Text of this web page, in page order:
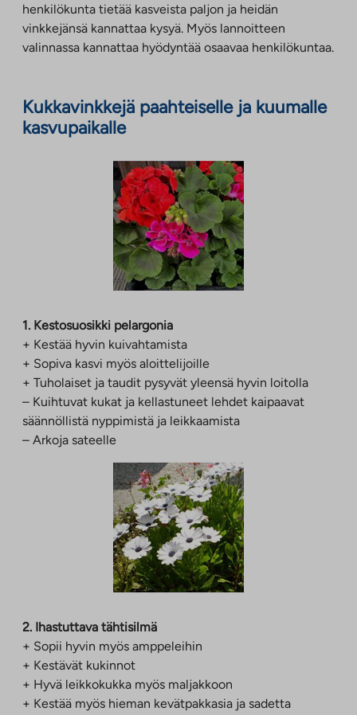
henkilökunta tietää kasveista paljon ja heidän
vinkkejänsä kannattaa kysyä. Myös lannoitteen
valinnassa kannattaa hyödyntää osaavaa henkilökuntaa.
Kukkavinkkejä paahteiselle ja kuumalle
kasvupaikalle
1. Kestosuosikki pelargonia
+ Kestää hyvin kuivahtamista
+ Sopiva kasvi myös aloittelijoille
+ Tuholaiset ja taudit pysyvät yleensä hyvin loitolla
– Kuihtuvat kukat ja kellastuneet lehdet kaipaavat
säännöllistä nyppimistä ja leikkaamista
– Arkoja sateelle
2. Ihastuttava tähtisilmä
+ Sopii hyvin myös amppeleihin
+ Kestävät kukinnot
+ Hyvä leikkokukka myös maljakkoon
+ Kestää myös hieman kevätpakkasia ja sadetta